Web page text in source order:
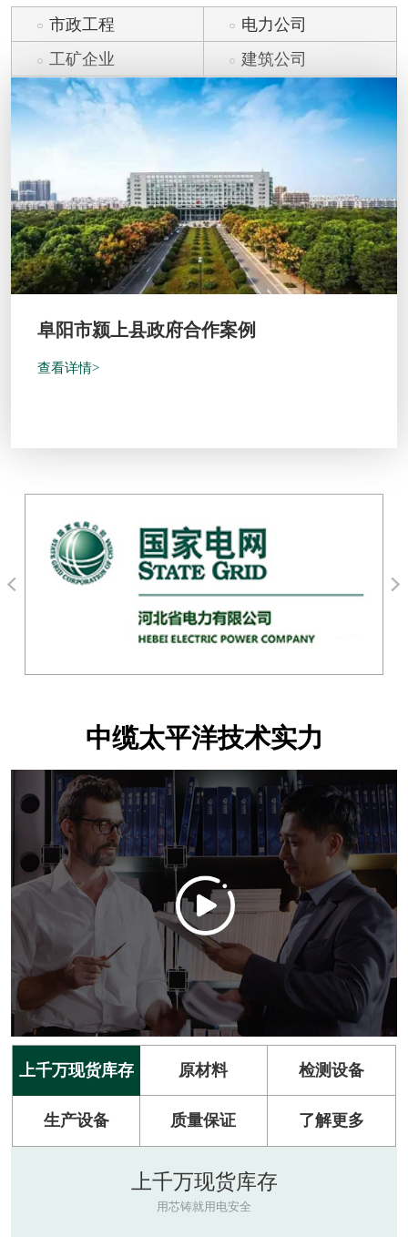
市政工程
电力公司
工矿企业
建筑公司
阜阳市颍上县政府合作案例
查看详情>
中缆太平洋技术实力
上千万现货库存 原材料 检测设备
生产设备 质量保证 了解更多
上千万现货库存
用芯铸就用电安全